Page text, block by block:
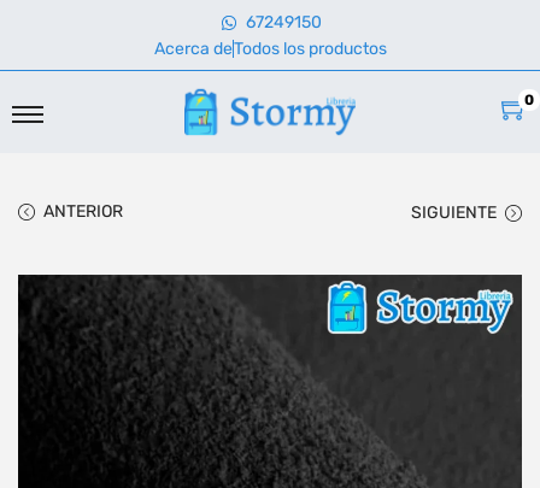
67249150
Acerca deTodos los productos
0
ANTERIOR SIGUIENTE